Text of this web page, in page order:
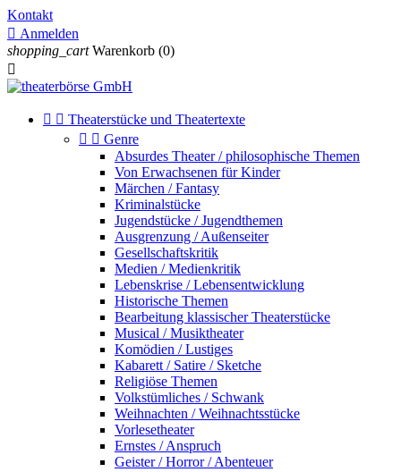
Kontakt
 Anmelden
shopping_cart Warenkorb (0)

  Theaterstücke und Theatertexte
  Genre
Absurdes Theater / philosophische Themen
Von Erwachsenen für Kinder
Märchen / Fantasy
Kriminalstücke
Jugendstücke / Jugendthemen
Ausgrenzung / Außenseiter
Gesellschaftskritik
Medien / Medienkritik
Lebenskrise / Lebensentwicklung
Historische Themen
Bearbeitung klassischer Theaterstücke
Musical / Musiktheater
Komödien / Lustiges
Kabarett / Satire / Sketche
Religiöse Themen
Volkstümliches / Schwank
Weihnachten / Weihnachtsstücke
Vorlesetheater
Ernstes / Anspruch
Geister / Horror / Abenteuer